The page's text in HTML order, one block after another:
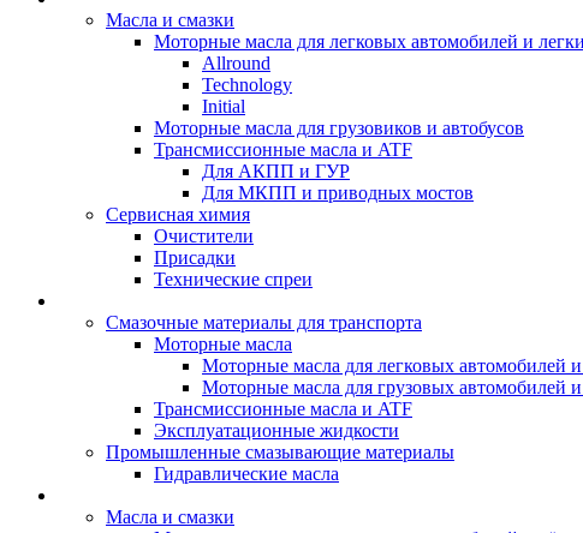
Масла и смазки
Моторные масла для легковых автомобилей и
Allround
Technology
Initial
Моторные масла для грузовиков и автобусов
Трансмиссионные масла и ATF
Для АКПП и ГУР
Для МКПП и приводных мостов
Сервисная химия
Очистители
Присадки
Технические спреи
Смазочные материалы для транспорта
Моторные масла
Моторные масла для легковых автомобилей и
Моторные масла для грузовых автомобилей
Трансмиссионные масла и ATF
Эксплуатационные жидкости
Промышленные смазывающие материалы
Гидравлические масла
Масла и смазки